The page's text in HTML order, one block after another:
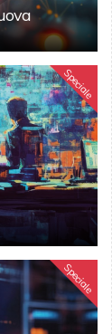
Speciale
Speciale